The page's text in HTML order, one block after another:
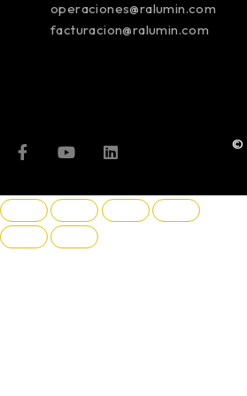
operaciones@ralumin.com
facturacion@ralumin.com
©